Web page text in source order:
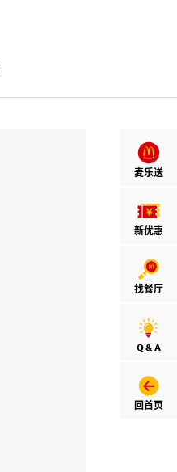
麦乐送
新优惠
找餐厅
Q & A
回首页